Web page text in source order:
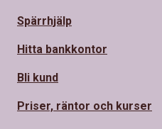
Spärrhjälp
Hitta bankkontor
Bli kund
Priser, räntor och kurser